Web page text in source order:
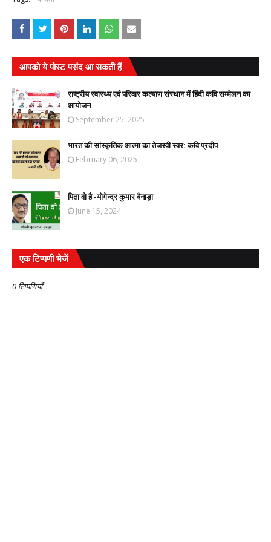
आपको ये पोस्ट पसंद आ सकती हैं
राष्ट्रीय स्वास्थ्य एवं परिवार कल्याण संस्थान में हिंदी कवि सम्मेलन का
आयोजन
September 25, 2025
भारत की सांस्कृतिक आत्मा का तेजस्वी स्वर: कवि प्रदीप
February 06, 2025
पिता वो है -योगेन्द्र कुमार बैनाड़ा
June 15, 2024
एक टिप्पणी भेजें
0 टिप्पणियाँ